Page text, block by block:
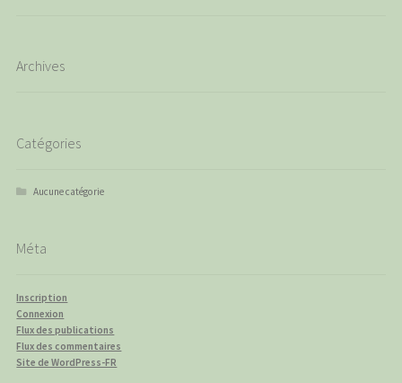
Archives
Catégories
Aucune catégorie
Méta
Inscription
Connexion
Flux des publications
Flux des commentaires
Site de WordPress-FR